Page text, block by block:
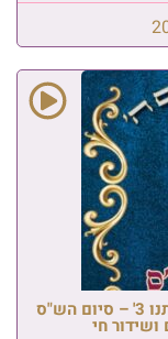
במוצאי יו"ט ראשון: המעמד הגדול 'ורוממתנו 3' – סיום הש"ס
חי